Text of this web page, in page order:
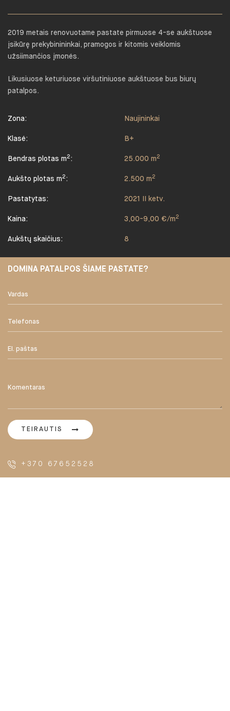
2019 metais renovuotame pastate pirmuose 4-se aukštuose
įsikūrę prekybinininkai, pramogos ir kitomis veiklomis
užsiimančios įmonės.
Likusiuose keturiuose viršutiniuose aukštuose bus biurų
patalpos.
Zona: Naujininkai
Klasė: B+
Bendras plotas m 2 : 25.000 m 2
Aukšto plotas m 2 : 2.500 m 2
Pastatytas: 2021 II ketv.
Kaina: 3,00-9,00 €/m 2
Aukštų skaičius: 8
DOMINA PATALPOS ŠIAME PASTATE?
TEIRAUTIS
+370 67652528